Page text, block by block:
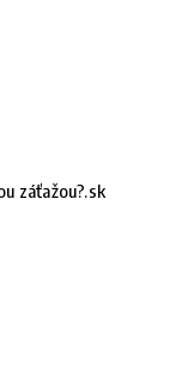
záťažou?.sk